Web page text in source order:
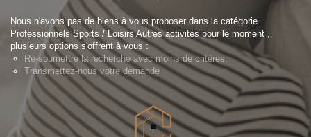
Nous n'avons pas de biens à vous proposer dans la catégorie
Professionnels Sports / Loisirs Autres activités pour le moment ,
plusieurs options s'offrent à vous :
Re-soumettre la recherche avec moins de critères.
Transmettez-nous votre demande